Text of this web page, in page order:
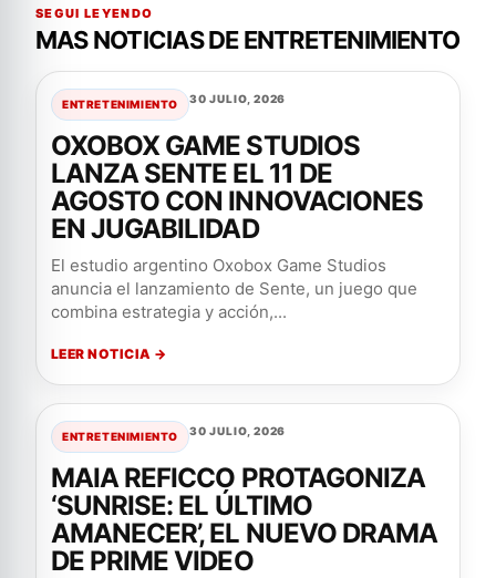
SEGUI LEYENDO
MAS NOTICIAS DE ENTRETENIMIENTO
ENTRETENIMIENTO 30 JULIO, 2026
OXOBOX GAME STUDIOS
LANZA SENTE EL 11 DE
AGOSTO CON INNOVACIONES
EN JUGABILIDAD
El estudio argentino Oxobox Game Studios
anuncia el lanzamiento de Sente, un juego que
combina estrategia y acción,...
LEER NOTICIA →
ENTRETENIMIENTO 30 JULIO, 2026
MAIA REFICCO PROTAGONIZA
‘SUNRISE: EL ÚLTIMO
AMANECER’, EL NUEVO DRAMA
DE PRIME VIDEO